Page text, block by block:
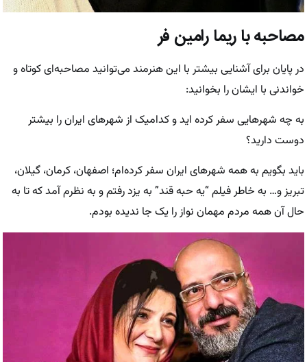
مصاحبه با ریما رامین فر
در پایان برای آشنایی بیشتر با این هنرمند می‌توانید مصاحبه‌ای کوتاه و
خواندنی با ایشان را بخوانید:
به چه شهر‌هایی سفر کرده اید و کدامیک از شهر‌های ایران را بیشتر
دوست دارید؟
باید بگویم به همه شهر‌های ایران سفر کرده‌ام؛ اصفهان، کرمان، گیلان،
تبریز و… به خاطر فیلم “یه حبه قند” به یزد رفتم و به نظرم آمد که تا به
حال آن همه مردم مهمان نواز را یک جا ندیده بودم.